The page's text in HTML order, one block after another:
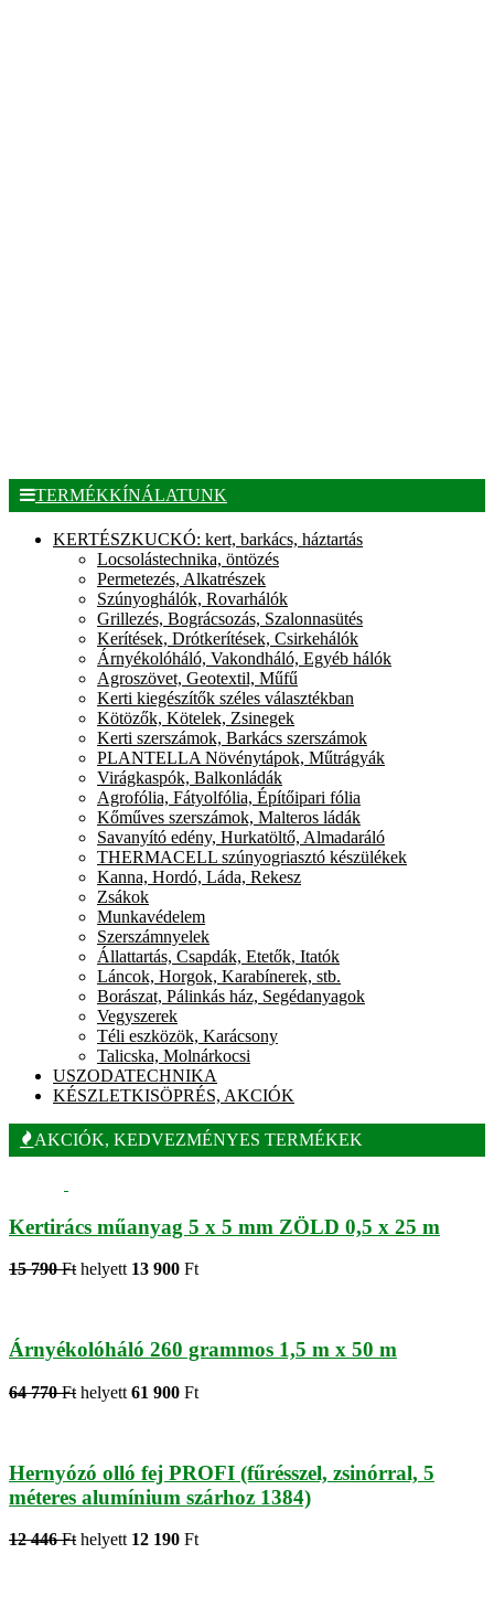
TERMÉKKÍNÁLATUNK
KERTÉSZKUCKÓ: kert, barkács, háztartás
Locsolástechnika, öntözés
Permetezés, Alkatrészek
Szúnyoghálók, Rovarhálók
Grillezés, Bográcsozás, Szalonnasütés
Kerítések, Drótkerítések, Csirkehálók
Árnyékolóháló, Vakondháló, Egyéb hálók
Agroszövet, Geotextil, Műfű
Kerti kiegészítők széles választékban
Kötözők, Kötelek, Zsinegek
Kerti szerszámok, Barkács szerszámok
PLANTELLA Növénytápok, Műtrágyák
Virágkaspók, Balkonládák
Agrofólia, Fátyolfólia, Építőipari fólia
Kőműves szerszámok, Malteros ládák
Savanyító edény, Hurkatöltő, Almadaráló
THERMACELL szúnyogriasztó készülékek
Kanna, Hordó, Láda, Rekesz
Zsákok
Munkavédelem
Szerszámnyelek
Állattartás, Csapdák, Etetők, Itatók
Láncok, Horgok, Karabínerek, stb.
Borászat, Pálinkás ház, Segédanyagok
Vegyszerek
Téli eszközök, Karácsony
Talicska, Molnárkocsi
USZODATECHNIKA
KÉSZLETKISÖPRÉS, AKCIÓK
AKCIÓK, KEDVEZMÉNYES TERMÉKEK
Kertirács műanyag 5 x 5 mm ZÖLD 0,5 x 25 m
15 790 Fthelyett 13 900 Ft
Árnyékolóháló 260 grammos 1,5 m x 50 m
64 770 Ft helyett 61 900 Ft
Hernyózó olló fej PROFI (fűrésszel, zsinórral, 5
méteres alumínium szárhoz 1384)
12 446 Ft helyett 12 190 Ft